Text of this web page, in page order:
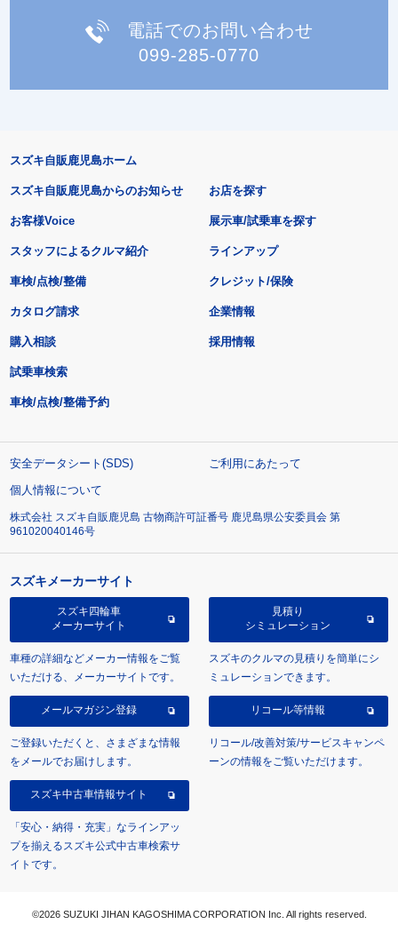
電話でのお問い合わせ
099-285-0770
スズキ自販鹿児島ホーム
スズキ自販鹿児島からのお知らせ
お客様Voice
スタッフによるクルマ紹介
お店を探す
展示車/試乗車を探す
ラインアップ
車検/点検/整備 クレジット/保険
カタログ請求
購入相談
試乗車検索
車検/点検/整備予約
企業情報
採用情報
安全データシート(SDS)
ご利用にあたって
個人情報について
株式会社 スズキ自販鹿児島 古物商許可証番号 鹿児島県公安委員会 第
961020040146号
スズキメーカーサイト
スズキ四輪車
メーカーサイト
車種の詳細などメーカー情報をご覧
いただける、メーカーサイトです。
見積り
シミュレーション
スズキのクルマの見積りを簡単にシ
ミュレーションできます。
メールマガジン登録
ご登録いただくと、さまざまな情報
をメールでお届けします。
リコール等情報
リコール/改善対策/サービスキャンペ
ーンの情報をご覧いただけます。
スズキ中古車情報サイト
「安心・納得・充実」なラインアッ
プを揃えるスズキ公式中古車検索サ
イトです。
©2026 SUZUKI JIHAN KAGOSHIMA CORPORATION Inc. All rights reserved.